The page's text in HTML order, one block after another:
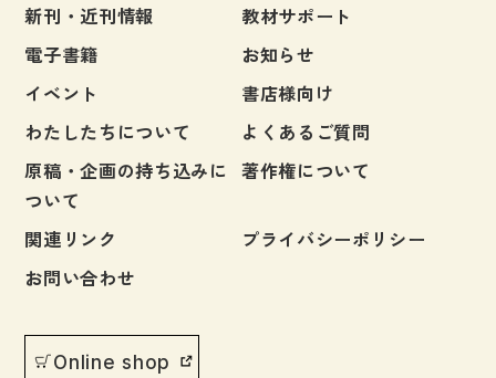
漢字字典（辞典）
英語辞典
韓国語辞典
スペイン語辞典
中国語辞典
ドイツ語辞典
ポルトガル語辞典
各国語辞典
新刊・近刊情報
教材サポート
電子書籍
お知らせ
イベント
書店様向け
わたしたちについて
よくあるご質問
原稿・企画の持ち込みに
ついて
著作権について
関連リンク
プライバシーポリシー
お問い合わせ
Online shop